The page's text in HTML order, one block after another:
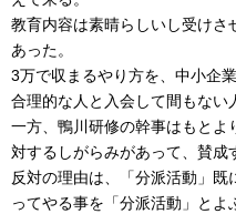
教育内容は素晴らしいし受け
あった。
3万で収まるやり方を、中小企
合理的な人と入会して間もない
一方、鴨川研修の幹事はもとよ
対するしがらみがあって、賛成
反対の理由は、「分派活動」
ってやる事を「分派活動」とよ